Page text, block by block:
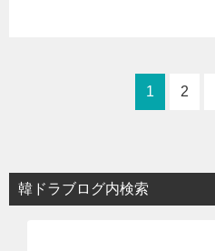
1 2
韓ドラブログ内検索